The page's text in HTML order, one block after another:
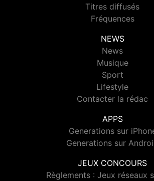
Titres diffusés
Fréquences
NEWS
News
Musique
Sport
Lifestyle
Contacter la rédac
APPS
Generations sur
Generations sur
JEUX CONCOURS
Règlements : Jeux réseaux